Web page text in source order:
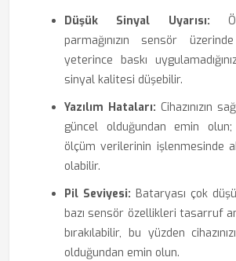
Düşük Sinyal Uyarısı:
parmağınızın sensör
yeterince baskı
sinyal kalitesi düşebilir.
Yazılım Hataları: Cihazınızın
güncel olduğundan emin
ölçüm verilerinin işlenmesinde
olabilir.
Pil Seviyesi: Bataryası çok
bazı sensör özellikleri tasarruf
bırakılabilir, bu yüzden
olduğundan emin olun.